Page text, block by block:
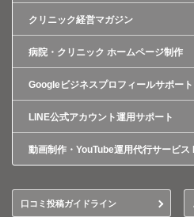
クリニック経営マガジン
病院・クリニック ホームページ制作
Googleビジネスプロフィールサポート
LINE公式アカウント運用サポート
動画制作・YouTube運用代行サービス
口コミ投稿ガイドライン